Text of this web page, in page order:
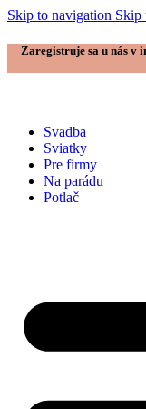
Skip to navigation Skip
Zaregistruje sa u nás v
Svadba
Sviatky
Pre firmy
Na parádu
Potlač